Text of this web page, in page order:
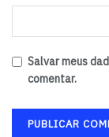
Salvar meus
comentar.